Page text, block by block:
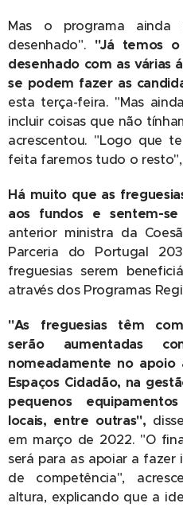
Mas o programa
desenhado". "Já temos o
desenhado com as várias
se podem fazer as
esta terça-feira. "Mas
incluir coisas que não
acrescentou. "Logo que
feita faremos tudo o
Há muito que as
aos fundos e sentem-
anterior ministra da
Parceria do Portugal
freguesias serem
através dos Programas
"As freguesias têm
serão aumentadas
nomeadamente no apoio
Espaços Cidadão, na
pequenos
locais, entre outras",
em março de 2022. "O
será para as apoiar a fazer
de competência",
altura, explicando que a